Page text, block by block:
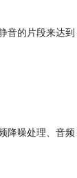
音的片段来达到
降噪处理、音频